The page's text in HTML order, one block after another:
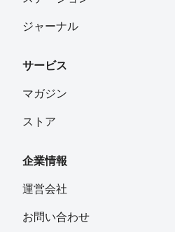
ジャーナル
サービス
マガジン
ストア
企業情報
運営会社
お問い合わせ